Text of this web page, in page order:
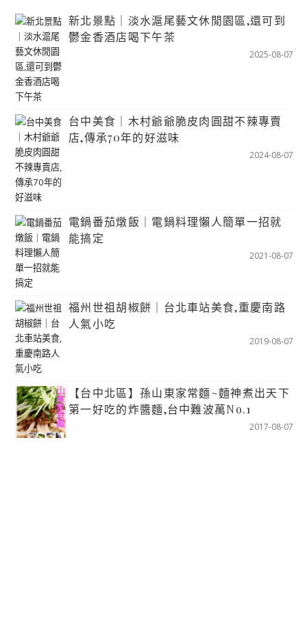
新北景點｜淡水滬尾藝文休閒園區,還可到
鬱金香酒店喝下午茶
2025-08-07
台中美食｜木村爺爺脆皮肉圓甜不辣專賣
店,傳承70年的好滋味
2024-08-07
電鍋番茄燉飯｜電鍋料理懶人簡單一招就
能搞定
2021-08-07
福州世祖胡椒餅｜台北車站美食,重慶南路
人氣小吃
2019-08-07
【台中北區】孫山東家常麵~麵神煮出天下
第一好吃的炸醬麵,台中難波萬No.1
2017-08-07